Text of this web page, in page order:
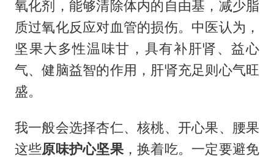
氧化剂，能够清除体内的自由基，减少脂
质过氧化反应对血管的损伤。中医认为，
坚果大多性温味甘，具有补肝肾、益心
气、健脑益智的作用，肝肾充足则心气旺
盛。
我一般会选择杏仁、核桃、开心果、腰果
这些原味护心坚果，换着吃。一定要避免